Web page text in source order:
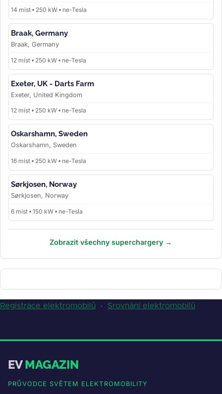
14 míst • 250 kW • ne-Tesla
Braak, Germany
Braak, Germany
12 míst • 250 kW • ne-Tesla
Exeter, UK - Darts Farm
Exeter, United Kingdom
12 míst • 250 kW • ne-Tesla
Oskarshamn, Sweden
Oskarshamn, Sweden
16 míst • 250 kW • ne-Tesla
Sørkjosen, Norway
Sørkjosen, Norway
6 míst • 150 kW • ne-Tesla
Zobrazit všechny superchargery →
Registrace elektromobilů · Srovnání elektromobilů
EVMAGAZIN
PRŮVODCE SVĚTEM ELEKTROMOBILITY